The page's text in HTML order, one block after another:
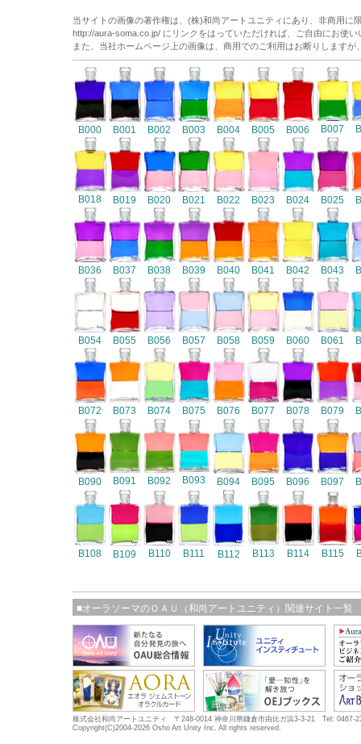
当サイトの画像の著作権は、(株)和尚アートユニティにあり、非商用
http://aura-soma.co.jp/ にリンクをはっていただければ、ご自由にお使い
また、当社ホームページ上の画像は、商用でのご利用はお断りします
B000 B001 B002 B003 B004 B005 B006 B007
B018 B019 B020 B021 B022 B023 B024 B025
B036 B037 B038 B039 B040 B041 B042 B043
B054 B055 B056 B057 B058 B059 B060 B061
B072 B073 B074 B075 B076 B077 B078 B079
B090 B091 B092 B093 B094 B095 B096 B097
B108 B109 B110 B111 B112 B113 B114 B115
■オーラソーマのＯＡＵ（和尚アートユニティ）関連サイト一覧
株式会社和尚アートユニティ 〒248-0014 神奈川県鎌倉市由比ガ浜3-3-21 Tel: 0467-
Copyright(C)2004-2026 Osho Art Unity Inc. All rights reserved.